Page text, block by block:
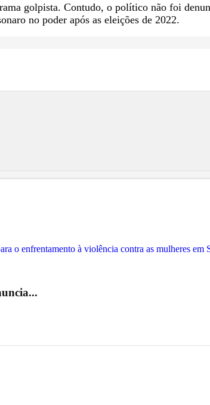
golpista. Contudo, o político não foi
no poder após as eleições de 2022.